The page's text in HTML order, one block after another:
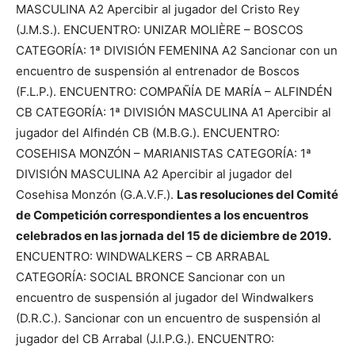
MASCULINA A2 Apercibir al jugador del Cristo Rey
(J.M.S.). ENCUENTRO: UNIZAR MOLIÈRE – BOSCOS
CATEGORÍA: 1ª DIVISIÓN FEMENINA A2 Sancionar con un
encuentro de suspensión al entrenador de Boscos
(F.L.P.). ENCUENTRO: COMPAÑÍA DE MARÍA – ALFINDÉN
CB CATEGORÍA: 1ª DIVISIÓN MASCULINA A1 Apercibir al
jugador del Alfindén CB (M.B.G.). ENCUENTRO:
COSEHISA MONZÓN – MARIANISTAS CATEGORÍA: 1ª
DIVISIÓN MASCULINA A2 Apercibir al jugador del
Cosehisa Monzón (G.A.V.F.). Las resoluciones del Comité
de Competición correspondientes a los encuentros
celebrados en las jornada del 15 de diciembre de 2019.
ENCUENTRO: WINDWALKERS – CB ARRABAL
CATEGORÍA: SOCIAL BRONCE Sancionar con un
encuentro de suspensión al jugador del Windwalkers
(D.R.C.). Sancionar con un encuentro de suspensión al
jugador del CB Arrabal (J.I.P.G.). ENCUENTRO: